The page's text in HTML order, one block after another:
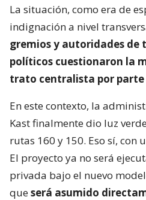
La situación, como era de
indignación a nivel
gremios y autoridades de
políticos cuestionaron la
trato centralista por parte
En este contexto, la
Kast finalmente dio luz
rutas 160 y 150. Eso sí, con
El proyecto ya no será
privada bajo el nuevo
queserá asumido